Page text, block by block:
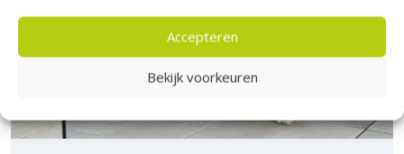
Accepteren
Bekijk voorkeuren